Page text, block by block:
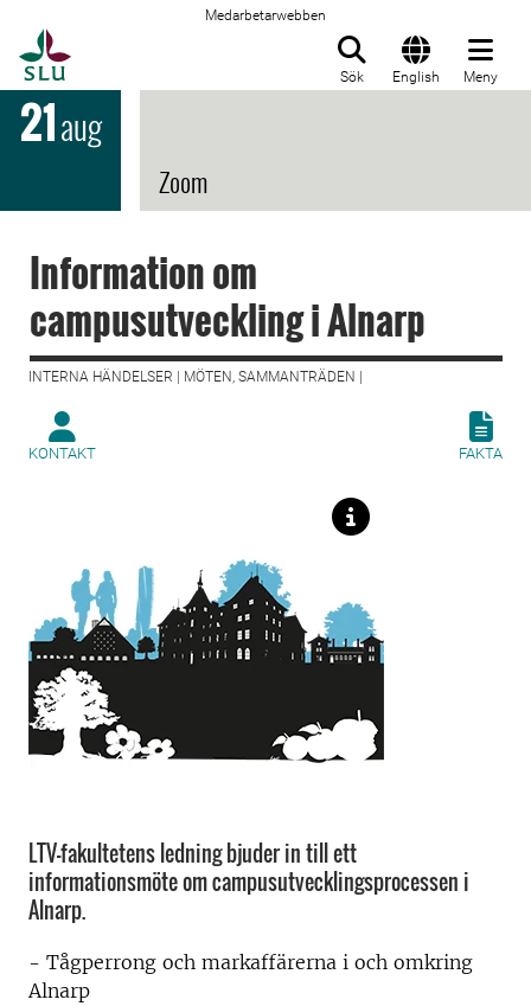
Medarbetarwebben
Sök English Meny
21aug
Zoom
Information om
campusutveckling i Alnarp
INTERNA HÄNDELSER | MÖTEN, SAMMANTRÄDEN |
KONTAKT FAKTA
LTV-fakultetens ledning bjuder in till ett
informationsmöte om campusutvecklingsprocessen i
Alnarp.
- Tågperrong och markaffärerna i och omkring
Alnarp